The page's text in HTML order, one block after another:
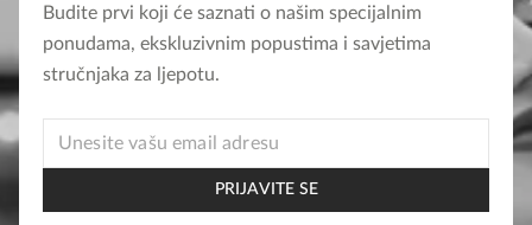
Budite prvi koji će saznati o našim specijalnim
ponudama, ekskluzivnim popustima i savjetima
stručnjaka za ljepotu.
EMAIL
PRIJAVITE SE